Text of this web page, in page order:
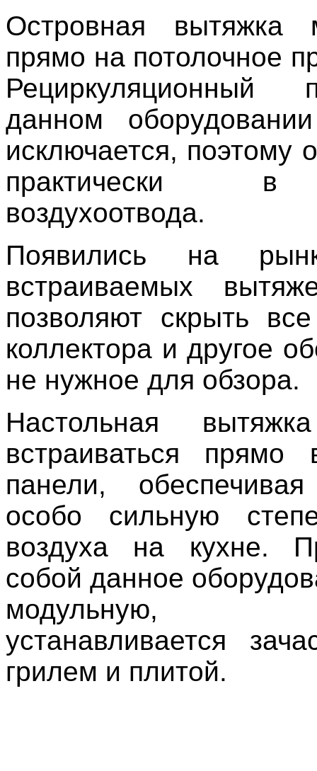
Островная вытяжка
прямо на потолочное
Рециркуляционный
данном
исключается, поэтому
практически
воздухоотвода.
Появились на
встраиваемых
позволяют скрыть
коллектора и другое
не нужное для обзора.
Настольная
встраиваться прямо
панели,
особо сильную
воздуха на кухне.
собой данное
модульную,
устанавливается
грилем и плитой.